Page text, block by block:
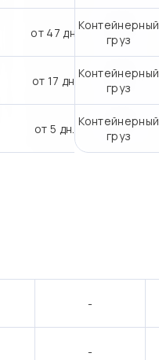
от 47 дн.
от 17 дн.
от 5 дн.
Контейнерный
груз
Контейнерный
груз
Контейнерный
груз
-
-